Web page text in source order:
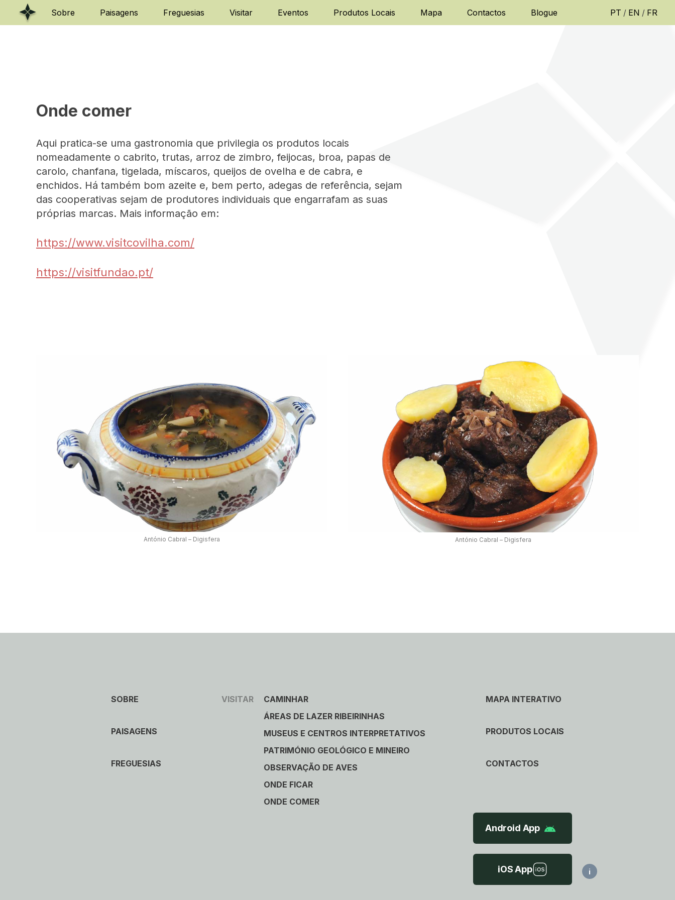
Sobre Paisagens Freguesias Visitar Eventos Produtos Locais Mapa Contactos Blogue PT / EN / FR
Onde comer
Aqui pratica-se uma gastronomia que privilegia os produtos locais
nomeadamente o cabrito, trutas, arroz de zimbro, feijocas, broa, papas de
carolo, chanfana, tigelada, míscaros, queijos de ovelha e de cabra, e
enchidos. Há também bom azeite e, bem perto, adegas de referência, sejam
das cooperativas sejam de produtores individuais que engarrafam as suas
próprias marcas. Mais informação em:
https://www.visitcovilha.com/
https://visitfundao.pt/
António Cabral – Digisfera António Cabral – Digisfera
SOBRE
PAISAGENS
FREGUESIAS
VISITAR
CAMINHAR
ÁREAS DE LAZER RIBEIRINHAS
MUSEUS E CENTROS INTERPRETATIVOS
PATRIMÓNIO GEOLÓGICO E MINEIRO
OBSERVAÇÃO DE AVES
ONDE FICAR
ONDE COMER
MAPA INTERATIVO
PRODUTOS LOCAIS
CONTACTOS
Android App
iOS App i